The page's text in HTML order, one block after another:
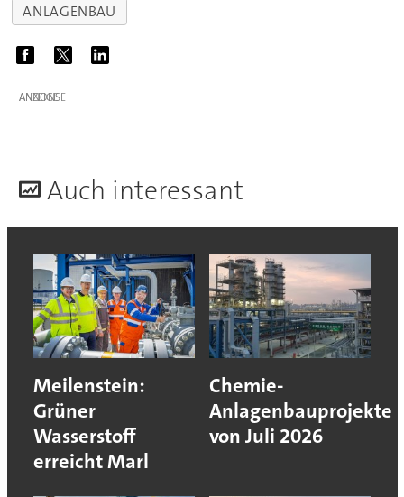
ANLAGENBAU
ANZEIGE
Auch interessant
Meilenstein:
Grüner
Wasserstoff
erreicht Marl
Chemie-
Anlagenbauprojekte
von Juli 2026